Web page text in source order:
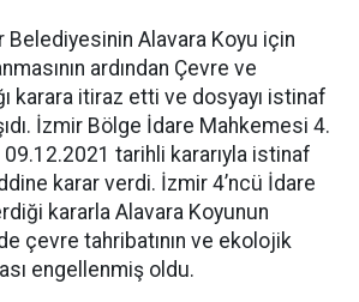
Belediyesinin Alavara Koyu için
ardından Çevre ve
karara itiraz etti ve dosyayı istinaf
İzmir Bölge İdare Mahkemesi 4.
tarihli kararıyla istinaf
karar verdi. İzmir 4’ncü İdare
kararla Alavara Koyunun
çevre tahribatının ve ekolojik
engellenmiş oldu.